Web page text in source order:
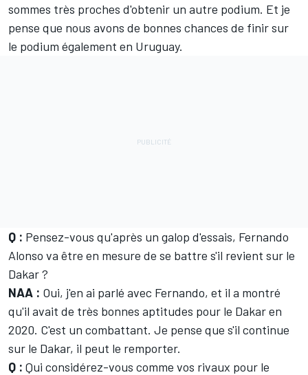
sommes très proches d'obtenir un autre podium. Et je
pense que nous avons de bonnes chances de finir sur
le podium également en Uruguay.
Q : Pensez-vous qu'après un galop d'essais, Fernando
Alonso va être en mesure de se battre s'il revient sur le
Dakar ?
NAA : Oui, j'en ai parlé avec Fernando, et il a montré
qu'il avait de très bonnes aptitudes pour le Dakar en
2020. C'est un combattant. Je pense que s'il continue
sur le Dakar, il peut le remporter.
Q : Qui considérez-vous comme vos rivaux pour le